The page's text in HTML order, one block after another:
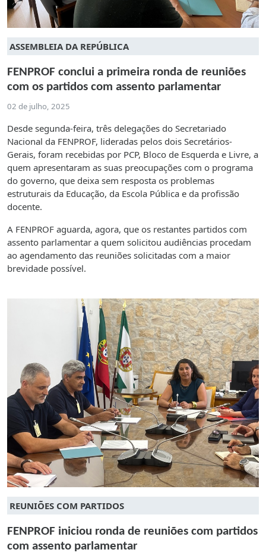
ASSEMBLEIA DA REPÚBLICA
FENPROF conclui a primeira ronda de reuniões
com os partidos com assento parlamentar
02 de julho, 2025
Desde segunda-feira, três delegações do Secretariado
Nacional da FENPROF, lideradas pelos dois Secretários-
Gerais, foram recebidas por PCP, Bloco de Esquerda e Livre, a
quem apresentaram as suas preocupações com o programa
do governo, que deixa sem resposta os problemas
estruturais da Educação, da Escola Pública e da profissão
docente.
A FENPROF aguarda, agora, que os restantes partidos com
assento parlamentar a quem solicitou audiências procedam
ao agendamento das reuniões solicitadas com a maior
brevidade possível.
REUNIÕES COM PARTIDOS
FENPROF iniciou ronda de reuniões com partidos
com assento parlamentar